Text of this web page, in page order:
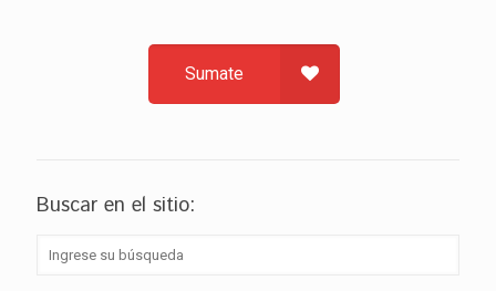
Sumate
Buscar en el sitio: